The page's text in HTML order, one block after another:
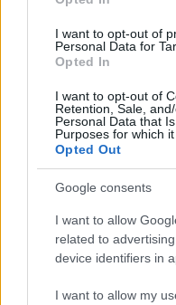
I want to opt-out of
Personal Data for
Opted In
I want to opt-out of
Retention, Sale,
Personal Data that
Purposes for which it
Opted Out
Google consents
I want to allow
related to
device identifiers in
I want to allow my
valóban elkezdett
szexet élvező, a
megélő nőkről
okozó előítéletek
meghatározzák a
Reijn filmjének
újabb csapást
vágyak egy
férfitekinteten